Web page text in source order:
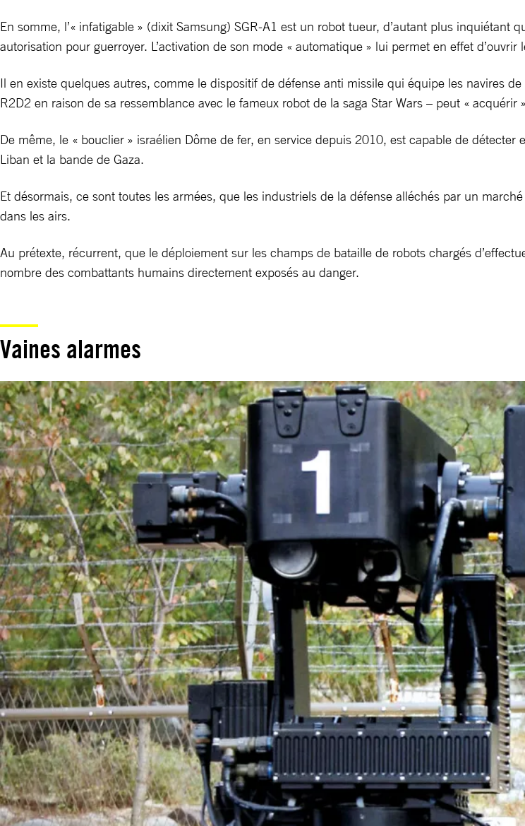
En somme, l’« infatigable » (dixit Samsung) SGR-A1 est un robot tueur, d’autant plus
autorisation pour guerroyer. L’activation de son mode « automatique » lui permet en effet
Il en existe quelques autres, comme le dispositif de défense anti missile qui équipe les navires
R2D2 en raison de sa ressemblance avec le fameux robot de la saga Star Wars – peut «
De même, le « bouclier » israélien Dôme de fer, en service depuis 2010, est capable de
Liban et la bande de Gaza.
Et désormais, ce sont toutes les armées, que les industriels de la défense alléchés par un
dans les airs.
Au prétexte, récurrent, que le déploiement sur les champs de bataille de robots chargés
nombre des combattants humains directement exposés au danger.
Vaines alarmes